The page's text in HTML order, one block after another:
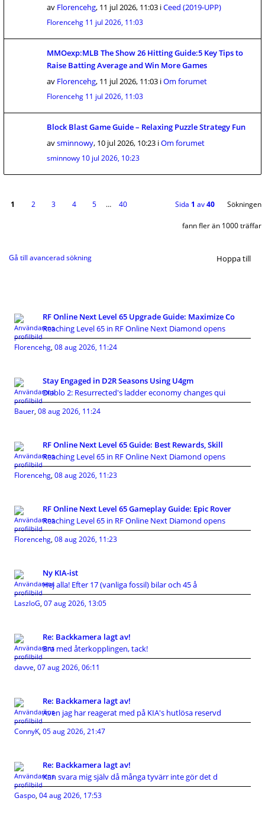
av Florencehg, 11 jul 2026, 11:03 iCeed (2019-UPP)
Florencehg 11 jul 2026, 11:03
MMOexp:MLB The Show 26 Hitting Guide:5 Key Tips to
Raise Batting Average and Win More Games
av Florencehg, 11 jul 2026, 11:03 iOm forumet
Florencehg 11 jul 2026, 11:03
Block Blast Game Guide – Relaxing Puzzle Strategy Fun
avsminnowy, 10 jul 2026, 10:23 iOm forumet
sminnowy 10 jul 2026, 10:23
1 2 3 4 5 … 40 Sida 1 av40 Sökningen
fann fler än 1000 träffar
Gå till avancerad sökning Hoppa till
RF Online Next Level 65 Upgrade Guide: Maximize Co
Reaching Level 65 in RF Online Next Diamond opens
Florencehg, 08 aug 2026, 11:24
Stay Engaged in D2R Seasons Using U4gm
Diablo 2: Resurrected's ladder economy changes qui
Bauer, 08 aug 2026, 11:24
RF Online Next Level 65 Guide: Best Rewards, Skill
Reaching Level 65 in RF Online Next Diamond opens
Florencehg, 08 aug 2026, 11:23
RF Online Next Level 65 Gameplay Guide: Epic Rover
Reaching Level 65 in RF Online Next Diamond opens
Florencehg, 08 aug 2026, 11:23
Ny KIA-ist
Hej alla! Efter 17 (vanliga fossil) bilar och 45 å
LaszloG, 07 aug 2026, 13:05
Re: Backkamera lagt av!
Bra med återkopplingen, tack!
davve, 07 aug 2026, 06:11
Re: Backkamera lagt av!
Även jag har reagerat med på KIA's hutlösa reservd
ConnyK, 05 aug 2026, 21:47
Re: Backkamera lagt av!
Kan svara mig själv då många tyvärr inte gör det d
Gaspo, 04 aug 2026, 17:53